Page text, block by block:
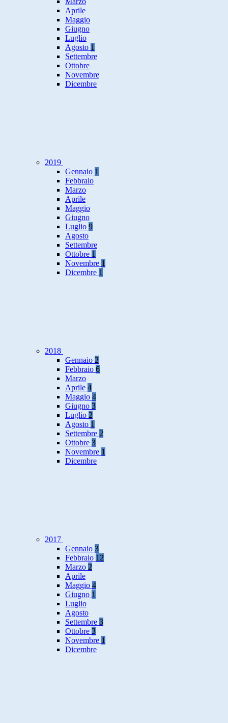
Aprile
Maggio
Giugno
Luglio
Agosto 1
Settembre
Ottobre
Novembre
Dicembre
2019
Gennaio 1
Febbraio
Marzo
Aprile
Maggio
Giugno
Luglio 9
Agosto
Settembre
Ottobre 1
Novembre 1
Dicembre 1
2018
Gennaio 2
Febbraio 6
Marzo
Aprile 4
Maggio 4
Giugno 3
Luglio 2
Agosto 1
Settembre 2
Ottobre 3
Novembre 1
Dicembre
2017
Gennaio 3
Febbraio 12
Marzo 2
Aprile
Maggio 4
Giugno 1
Luglio
Agosto
Settembre 3
Ottobre 3
Novembre 1
Dicembre